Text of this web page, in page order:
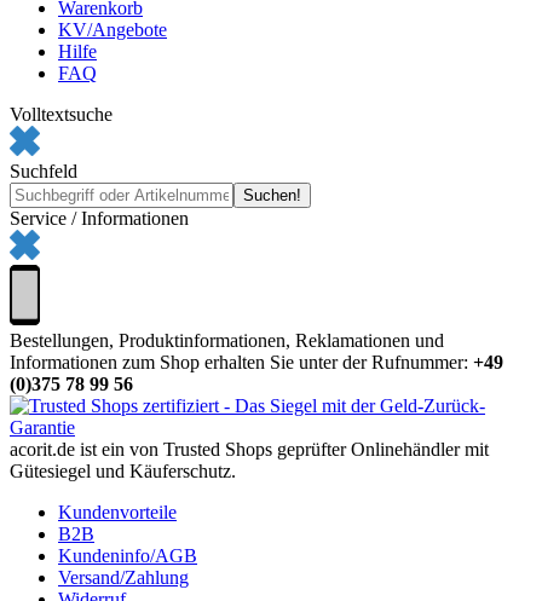
Warenkorb
KV/Angebote
Hilfe
FAQ
Volltextsuche
Suchfeld
Service / Informationen
Bestellungen, Produktinformationen, Reklamationen und
Informationen zum Shop erhalten Sie unter der Rufnummer: +49
(0)375 78 99 56
acorit.de ist ein von Trusted Shops geprüfter Onlinehändler mit
Gütesiegel und Käuferschutz.
Kundenvorteile
B2B
Kundeninfo/AGB
Versand/Zahlung